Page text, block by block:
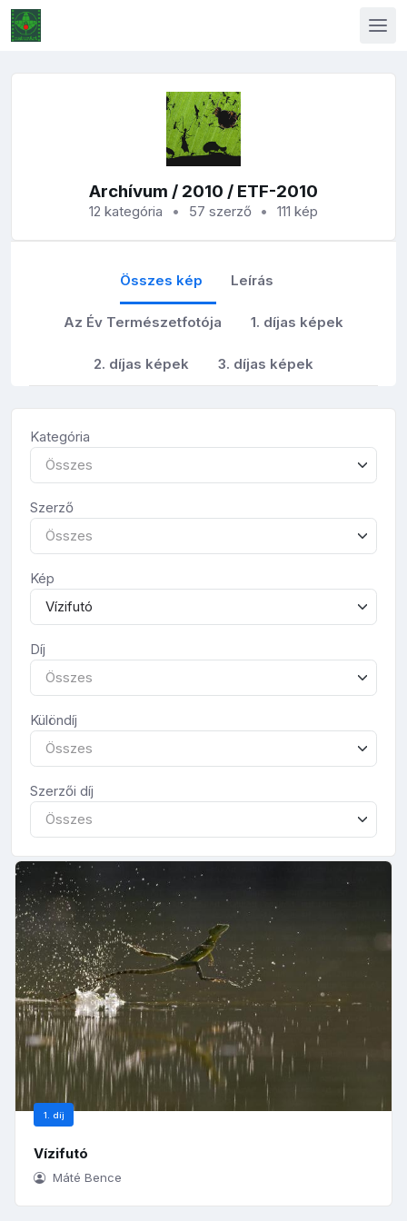
Archívum / 2010 / ETF-2010
12 kategória 57 szerző 111 kép
Összes kép Leírás
Az Év Természetfotója 1. díjas képek
2. díjas képek 3. díjas képek
Kategória
Összes
Szerző
Összes
Kép
Vízifutó
Díj
Összes
Különdíj
Összes
Szerzői díj
Összes
1. díj
Vízifutó
Máté Bence